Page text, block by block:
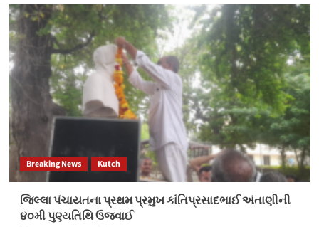
Breaking News Kutch
જિલ્લા પંચાયતના પ્રથમ પ્રમુખ કાંતિપ્રસાદભાઈ અંતાણીની
૪૦મી પુણ્યતિથિ ઉજવાઈ